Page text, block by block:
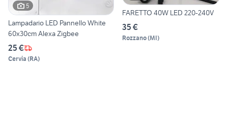
5
Lampadario LED Pannello White
60x30cm Alexa Zigbee
25 €
Cervia (RA)
FARETTO 40W LED 220-240V
35 €
Rozzano(MI)